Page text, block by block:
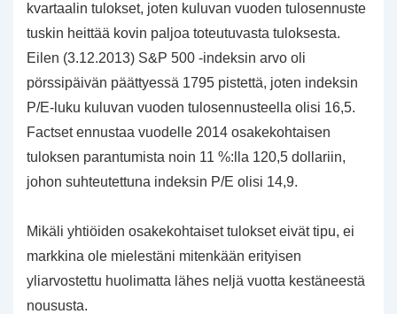
kvartaalin tulokset, joten kuluvan vuoden tulosennuste
tuskin heittää kovin paljoa toteutuvasta tuloksesta.
Eilen (3.12.2013) S&P 500 -indeksin arvo oli
pörssipäivän päättyessä 1795 pistettä, joten indeksin
P/E-luku kuluvan vuoden tulosennusteella olisi 16,5.
Factset ennustaa vuodelle 2014 osakekohtaisen
tuloksen parantumista noin 11 %:lla 120,5 dollariin,
johon suhteutettuna indeksin P/E olisi 14,9.
Mikäli yhtiöiden osakekohtaiset tulokset eivät tipu, ei
markkina ole mielestäni mitenkään erityisen
yliarvostettu huolimatta lähes neljä vuotta kestäneestä
noususta.